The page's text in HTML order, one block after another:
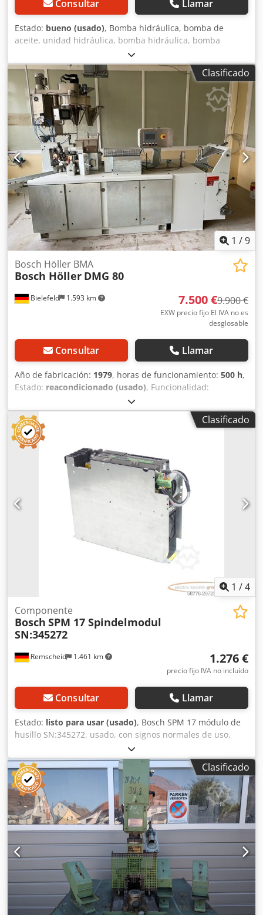
Consultar Llamar
Estado: bueno (usado), Bomba hidráulica, bomba de
aceite, unidad hidráulica, bomba hidráulica, bomba
hidráulica, motor eléctrico, motor de corriente continua,
motor de traslación, motor de accionamiento - Fabricante:
Bosch, bomba hidráulica - Tipo: brida/eje: ver foto,
cuadrado 8 x 17 mm - Cantidad: 6 bombas disponibles -
Precio: por unidad - Dimensiones: 100/92/alto 84 mm
Dkedpfx Afjvwi E Eoqjr - Peso: 2,0 kg
Clasificado
1 /9
Bielefeld 1.593 km
Bosch Höller BMA
Bosch Höller DMG 80
7.500 €9.900 €
EXW precio fijo El IVA no es
desglosable
Consultar Llamar
Año de fabricación: 1979, horas de funcionamiento: 500 h,
Estado: reacondicionado (usado), Funcionalidad:
, número de máquina/vehículo:
Máquina robusta y fiable Höller Bosch BMA para sellado
de bolsas de cuatro lados. Rendimiento de 10 a 40 bolsas
por minuto. Dkodpfx Afsizag Toqor Revisión completa en
2022, que incluye una electrónica totalmente nueva y la
adaptación a un sistema de servomotor. Incluye unidad
dosificadora de tipo tornillo sin fin.
Clasificado
1 /4
Remscheid 1.461 km
Componente
Bosch SPM 17 Spindelmodul
SN:345272
1.276 €
precio fijo IVA no incluído
Consultar Llamar
Estado: listo para usar (usado), Bosch SPM 17 módulo de
husillo SN:345272, usado, con signos normales de uso,
100% funcional, suministro según fotos. Dkjdpfsx Eqy Esx
Afqer
Clasificado